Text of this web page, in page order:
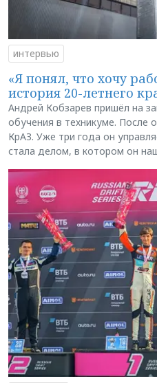
интервью
«Я понял, что хочу
история 20-летнего
Андрей Кобзарев пришёл на
обучения в техникуме. После
КрАЗ. Уже три года он
стала делом, в котором он